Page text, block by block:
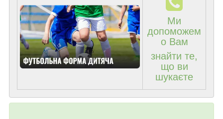
Ми
допоможем
о Вам
знайти те,
що ви
шукаєте